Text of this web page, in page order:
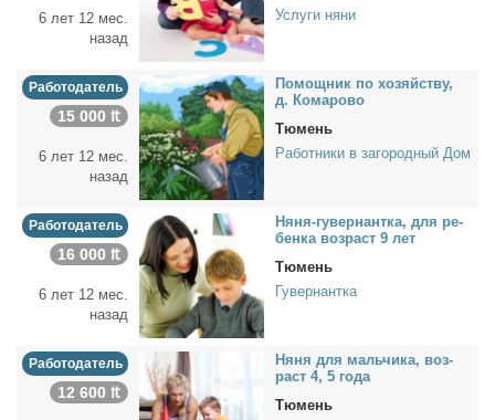
6 лет 12 мес.
назад
Услуги няни
Работодатель
15 000 ₶
6 лет 12 мес.
назад
По­мощ­ник по хо­зяй­ству,
д. Ко­ма­ро­во
Тюмень
Работники в загородный Дом
Работодатель
16 000 ₶
6 лет 12 мес.
назад
Ня­ня-гу­вер­нант­ка, для ре­
бен­ка воз­раст 9 лет
Тюмень
Гувернантка
Работодатель
12 600 ₶
Ня­ня для маль­чи­ка, воз­
раст 4, 5 го­да
Тюмень